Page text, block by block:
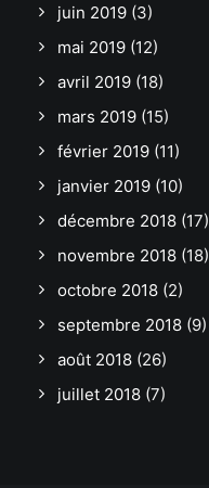
juin 2019 (3)
mai 2019 (12)
avril 2019 (18)
mars 2019 (15)
février 2019 (11)
janvier 2019 (10)
décembre 2018 (17)
novembre 2018 (18)
octobre 2018 (2)
septembre 2018 (9)
août 2018 (26)
juillet 2018 (7)